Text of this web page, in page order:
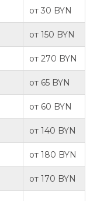
от 30 BYN
от 150 BYN
от 270 BYN
от 65 BYN
от 60 BYN
от 140 BYN
от 180 BYN
от 170 BYN